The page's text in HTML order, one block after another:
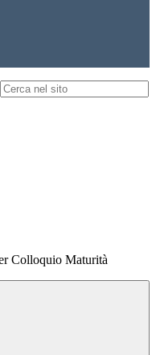
Colloquio Maturità